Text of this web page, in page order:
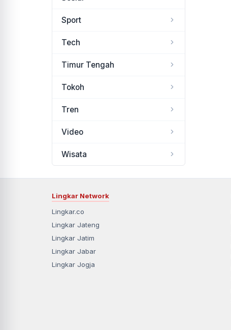
Sport
Tech
Timur Tengah
Tokoh
Tren
Video
Wisata
Lingkar Network
Lingkar.co
Lingkar Jateng
Lingkar Jatim
Lingkar Jabar
Lingkar Jogja